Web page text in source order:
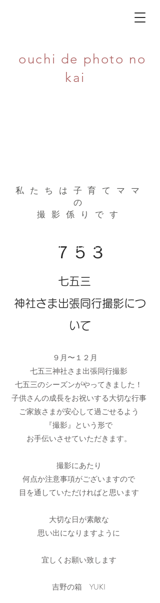
ouchi de photo no
kai
私たちは子育てママ
の
撮影係りです
＃おうちスタジオ
​７５３
​七五三
神社さま出張同行撮影につ
いて
９月〜１２月
七五三神社さま出張同行撮影
七五三のシーズンがやってきました！
子供さんの成長をお祝いする大切な行事
ご家族さまが安心して過ごせるよう
『撮影』という形で
お手伝いさせていただきます。
撮影にあたり
何点か注意事項がございますので
目を通していただければと思います
大切な日が素敵な
思い出になりますように
宜しくお願い致します
​吉野の箱 YUKI